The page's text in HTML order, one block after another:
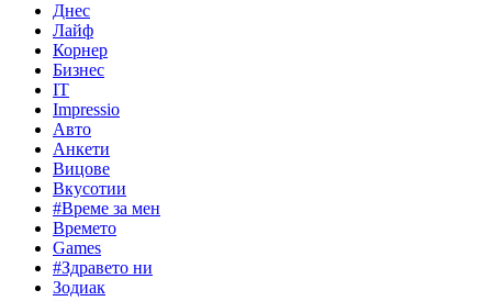
Днес
Лайф
Корнер
Бизнес
IT
Impressio
Авто
Анкети
Вицове
Вкусотии
#Време за мен
Времето
Games
#Здравето ни
Зодиак